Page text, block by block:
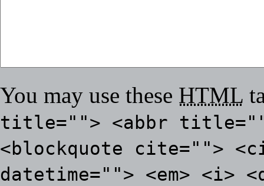
You may use these HTML
title=""> <abbr
<blockquote cite="">
datetime=""> <em> <i>